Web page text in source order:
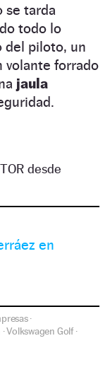
se tarda
todo lo
del piloto, un
volante forrado
jaula
desde
en
·
·Volkswagen Golf·